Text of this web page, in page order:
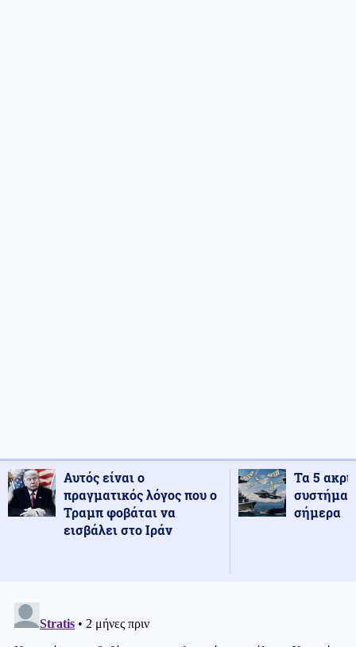
Αυτός είναι ο
πραγματικός λόγος που ο
Τραμπ φοβάται να
εισβάλει στο Ιράν
Τα 5
σήμερα